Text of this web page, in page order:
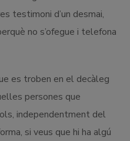
testimoni d’un desmai,
no s’ofegue i telefona
es troben en el decàleg
persones que
independentment del
si veus que hi ha algú